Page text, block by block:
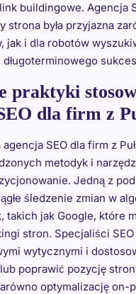
buildingowe. Agencja
strona była przyjazna
jak i dla robotów
praktyki
dla firm z
SEO dla firm z
metodyk i
Jedną z
śledzenie zmian w
takich jak Google, które
stron. Specjaliści
wytycznymi i
poprawić pozycję
optymalizację on-